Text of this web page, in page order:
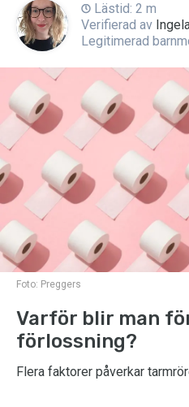
Lästid: 2 m
Verifierad av
Legitimerad
Foto: Preggers
Varför blir man
förlossning?
Flera faktorer påverkar